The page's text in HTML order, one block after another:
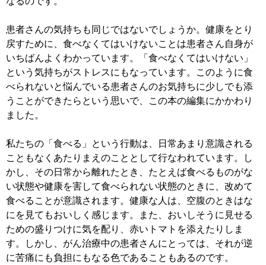
患者さんの気持ちも同じではないでしょうか。健康をとり
戻すために、食べなくてはいけないことは患者さん自身が
いちばんよくわかっています。「食べなくてはいけない」
という気持ちがストレスにもなっています。このように食
べられないと悩んでいる患者さんのお気持ちに少しでも添
うことができたらという思いで、この本の編集にかかわり
ました。
私たちの「食べる」という行動は、日常あまり意識される
こともなくあたりまえのこととして行なわれています。し
かし、その日常から離れたとき、たとえば食べるものがな
い状態や健康を害して食べられない状態のときに、改めて
食べることが意識されます。健康な人は、空腹のときはな
にを見てもおいしく感じます。また、おいしそうに見せる
ための盛りつけに気を配り、赤いトマトを添えたりしま
す。しかし、がん治療中の患者さんにとっては、それが逆
に苦痛にも負担にもなる色であることもあるのです。